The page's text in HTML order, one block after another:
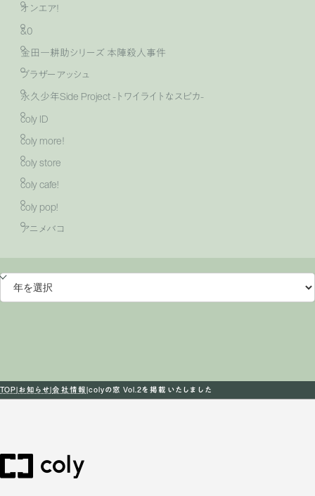
TOP お知らせ会社情報 colyの窓 Vol.2を掲載いたしました
オンエア！
&0
金田一耕助シリーズ 本陣殺人事件
ブラザーアッシュ
永久少年Side Project -トワイライトなスピカ-
coly ID
coly more！
coly store
coly cafe!
coly pop!
アニメバコ